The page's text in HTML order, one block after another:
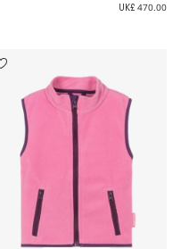
UK£ 470.00